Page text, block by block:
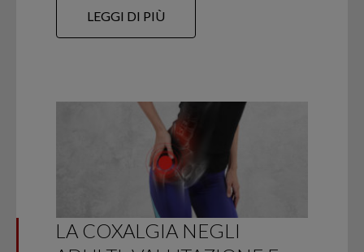
LEGGI DI PIÙ
LA COXALGIA NEGLI